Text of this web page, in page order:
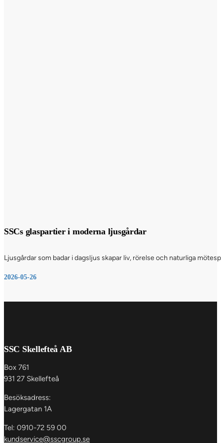
SSCs glaspartier i moderna ljusgårdar
Ljusgårdar som badar i dagsljus skapar liv, rörelse och naturliga
2026-05-26
SSC Skellefteå AB
Box 761
931 27 Skellefteå
Besöksadress:
Lagergatan 1A
Tel: 0910-72 59 00
kundservice@sscgroup.se